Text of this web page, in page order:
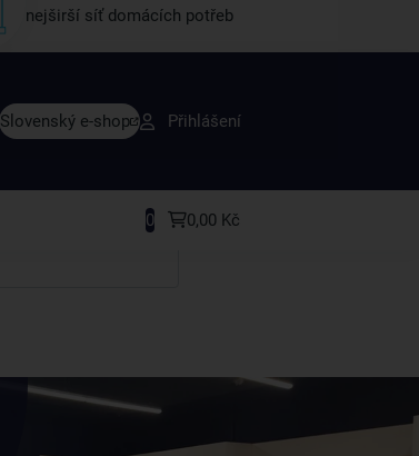
nejširší síť domácích potřeb
Slovenský e-shop Přihlášení
0 0,00 Kč